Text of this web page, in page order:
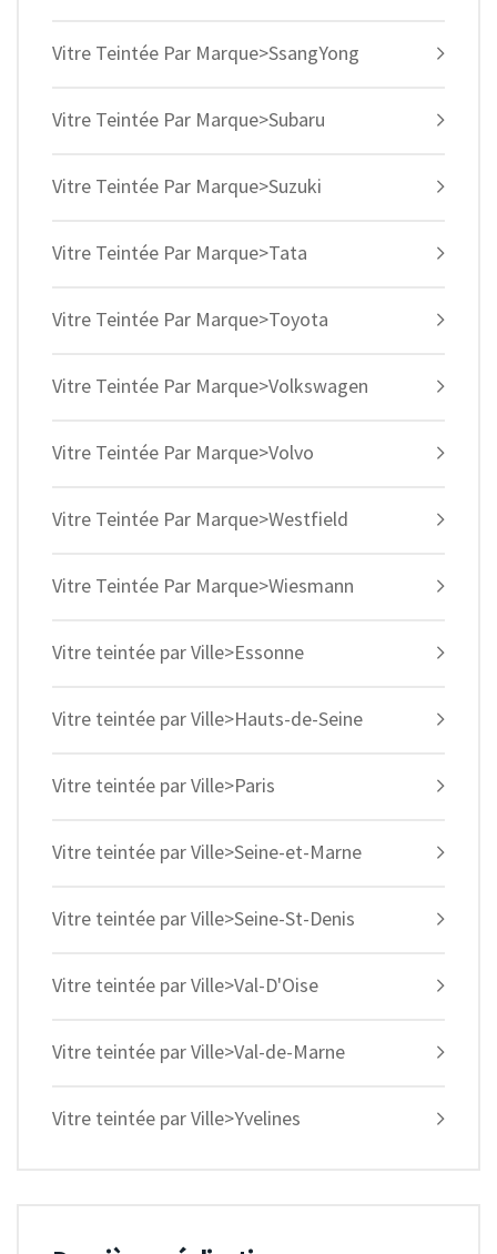
Vitre Teintée Par Marque>SsangYong
Vitre Teintée Par Marque>Subaru
Vitre Teintée Par Marque>Suzuki
Vitre Teintée Par Marque>Tata
Vitre Teintée Par Marque>Toyota
Vitre Teintée Par Marque>Volkswagen
Vitre Teintée Par Marque>Volvo
Vitre Teintée Par Marque>Westfield
Vitre Teintée Par Marque>Wiesmann
Vitre teintée par Ville>Essonne
Vitre teintée par Ville>Hauts-de-Seine
Vitre teintée par Ville>Paris
Vitre teintée par Ville>Seine-et-Marne
Vitre teintée par Ville>Seine-St-Denis
Vitre teintée par Ville>Val-D'Oise
Vitre teintée par Ville>Val-de-Marne
Vitre teintée par Ville>Yvelines